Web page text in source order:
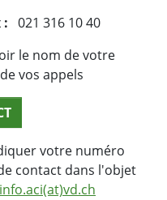
: 021 316 10 40
le nom de votre
vos appels
votre numéro
contact dans l'objet
info.aci(at)vd.ch